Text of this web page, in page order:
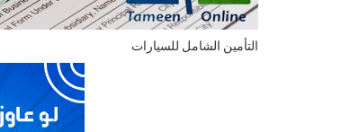
التأمين الشامل للسيارات